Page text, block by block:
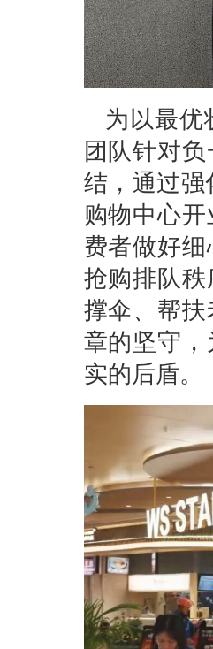
为以最优
团队针对
结，通过
购物中心
费者做好
抢购排队
撑伞、帮
章的坚守
实的后盾。